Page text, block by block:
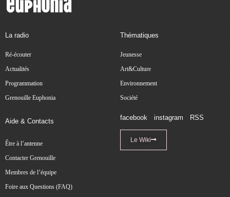
La radio
Ré-écouter
Actualités
Programmation
Grenouille Euphonia
Thématiques
Jeunesse
Art&Culture
Environnement
Société
Aide & Contacts
Être à l’antenne
Contacter Grenouille
Membres de l’équipe
Foire aux Questions (FAQ)
facebook instagram RSS
Le Wiki